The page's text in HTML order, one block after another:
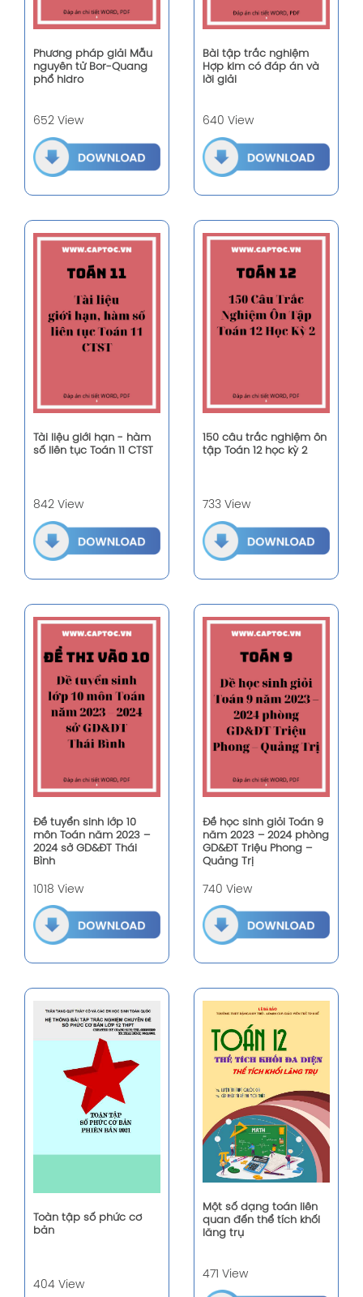
Phương pháp giải Mẫu
nguyên tử Bor-Quang
phổ hidro
652 View
Bài tập trắc nghiệm
Hợp kim có đáp án và
lời giải
640 View
Tài liệu giới hạn - hàm
số liên tục Toán 11 CTST
842 View
150 câu trắc nghiệm ôn
tập Toán 12 học kỳ 2
733 View
Đề tuyển sinh lớp 10
môn Toán năm 2023 –
2024 sở GD&ĐT Thái
Bình
1018 View
Đề học sinh giỏi Toán 9
năm 2023 – 2024 phòng
GD&ĐT Triệu Phong –
Quảng Trị
740 View
Toàn tập số phức cơ
bản
404 View
Một số dạng toán liên
quan đến thể tích khối
lăng trụ
471 View